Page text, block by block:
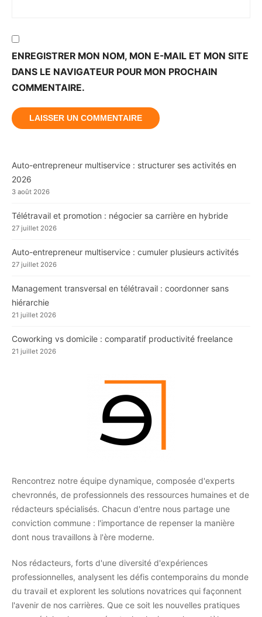
ENREGISTRER MON NOM, MON E-MAIL ET MON SITE
DANS LE NAVIGATEUR POUR MON PROCHAIN
COMMENTAIRE.
Auto-entrepreneur multiservice : structurer ses activités en
2026
3 août 2026
Télétravail et promotion : négocier sa carrière en hybride
27 juillet 2026
Auto-entrepreneur multiservice : cumuler plusieurs activités
27 juillet 2026
Management transversal en télétravail : coordonner sans
hiérarchie
21 juillet 2026
Coworking vs domicile : comparatif productivité freelance
21 juillet 2026
Rencontrez notre équipe dynamique, composée d'experts
chevronnés, de professionnels des ressources humaines et de
rédacteurs spécialisés. Chacun d'entre nous partage une
conviction commune : l'importance de repenser la manière
dont nous travaillons à l'ère moderne.
Nos rédacteurs, forts d'une diversité d'expériences
professionnelles, analysent les défis contemporains du monde
du travail et explorent les solutions novatrices qui façonnent
l'avenir de nos carrières. Que ce soit les nouvelles pratiques